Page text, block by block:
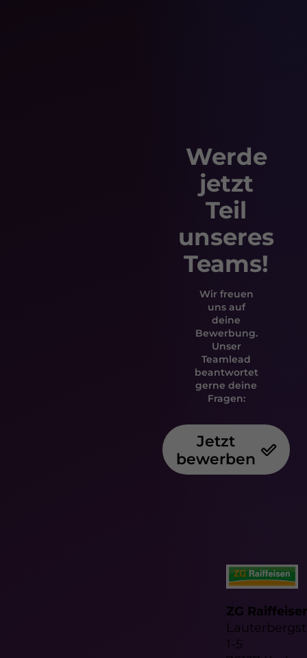
Werde
jetzt
Teil
unseres
Teams!
Wir freuen
uns auf
deine
Bewerbung.
Unser
Teamlead
beantwortet
gerne deine
Fragen:
Jetzt
bewerben
ZG
1-5